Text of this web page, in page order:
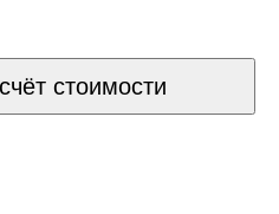
стоимости